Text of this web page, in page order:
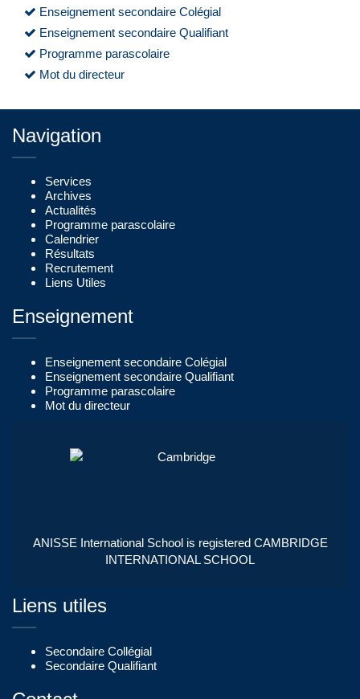
Enseignement secondaire Colégial
Enseignement secondaire Qualifiant
Programme parascolaire
Mot du directeur
Navigation
Services
Archives
Actualités
Programme parascolaire
Calendrier
Résultats
Recrutement
Liens Utiles
Enseignement
Enseignement secondaire Colégial
Enseignement secondaire Qualifiant
Programme parascolaire
Mot du directeur
ANISSE International School is registered CAMBRIDGE
INTERNATIONAL SCHOOL
Liens utiles
Secondaire Collégial
Secondaire Qualifiant